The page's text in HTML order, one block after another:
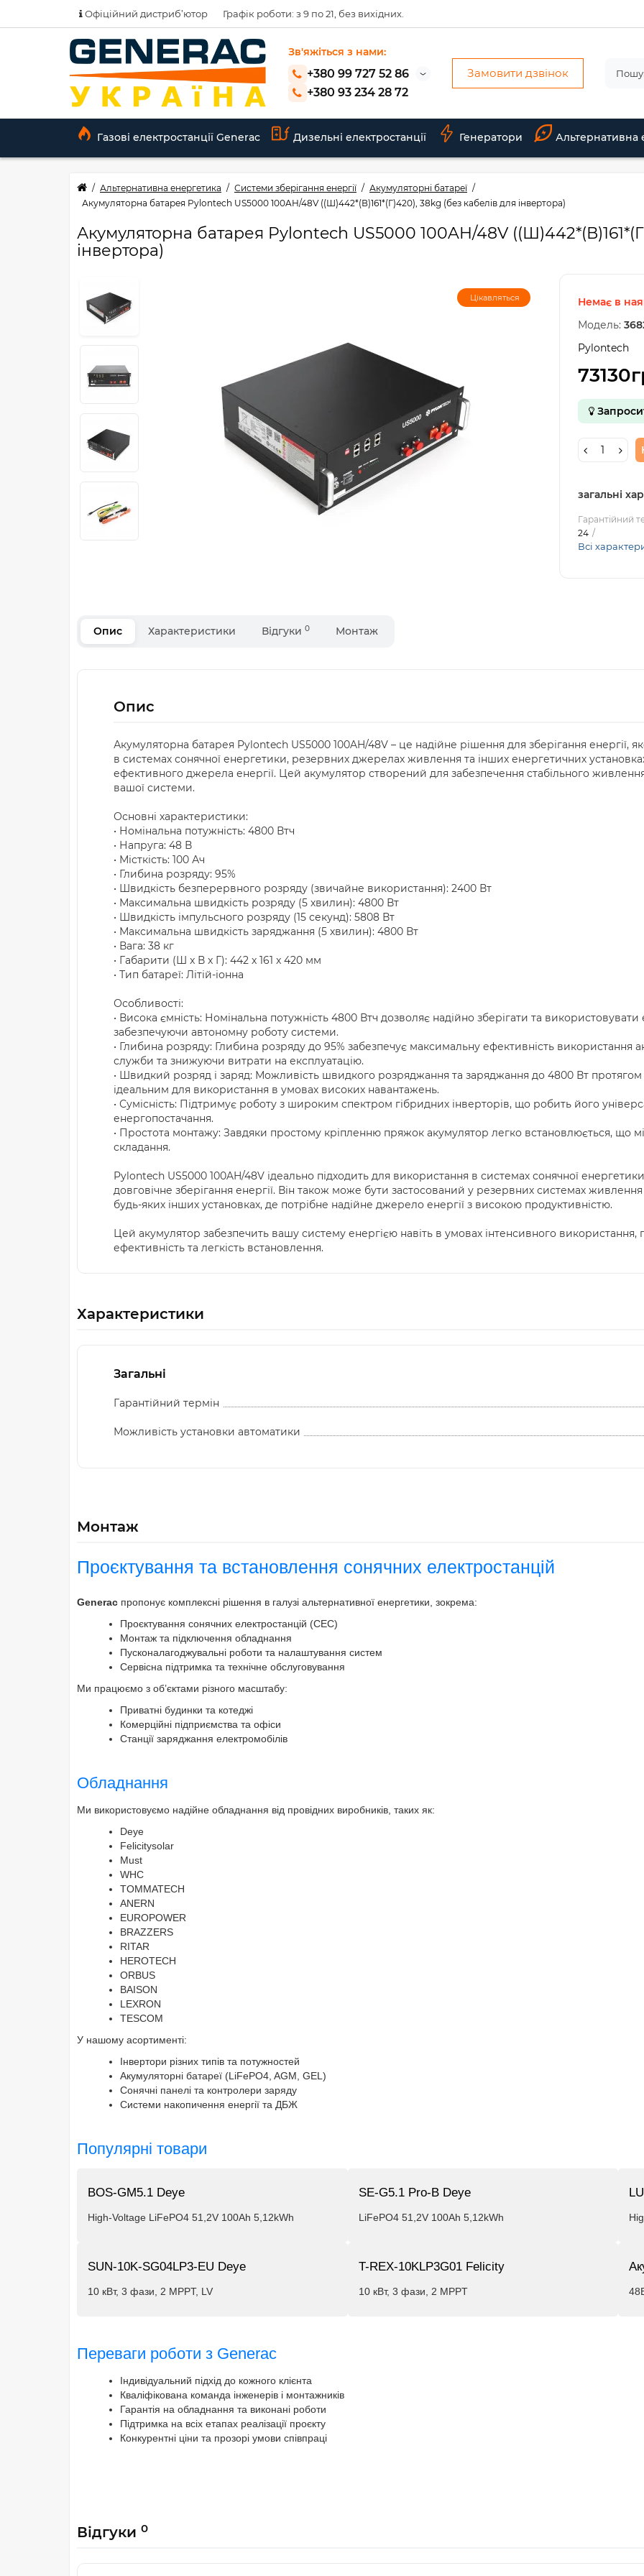
Офіційний дистриб’ютор Графік роботи: з 9 по 21, без вихідних.
Зв'яжіться з нами:
+380 99 727 52 86
+380 93 234 28 72
Замовити дзвінок
Газові електростанції Generac Дизельні електростанції Генератори Альтернативна
Альтернативна енергетика Системи зберігання енергії
Акумуляторні батареї
Акумуляторна батарея Pylontech US5000 100AH/48V ((Ш)442*(В)161*(Г)420), 38kg (без кабелiв для iнвертора)
Акумуляторна батарея Pylontech US5000 100AH/48V
iнвертора)
Цікавляться Немає в
Модель:
Pylontech
загальні
Гарантійний
24
Всі
Опис Характеристики Відгуки 0 Монтаж
Опис
Акумуляторна батарея Pylontech US5000 100AH/48V – це надійне рішення для зберігання енергії,
в системах сонячної енергетики, резервних джерелах живлення та інших енергетичних
ефективного джерела енергії. Цей акумулятор створений для забезпечення стабільного
вашої системи.
Основні характеристики:
• Номінальна потужність: 4800 Втч
• Напруга: 48 В
• Місткість: 100 Ач
• Глибина розряду: 95%
• Швидкість безперервного розряду (звичайне використання): 2400 Вт
• Максимальна швидкість розряду (5 хвилин): 4800 Вт
• Швидкість імпульсного розряду (15 секунд): 5808 Вт
• Максимальна швидкість заряджання (5 хвилин): 4800 Вт
• Вага: 38 кг
• Габарити (Ш x В x Г): 442 x 161 x 420 мм
• Тип батареї: Літій-іонна
Особливості:
• Висока ємність: Номінальна потужність 4800 Втч дозволяє надійно зберігати та
забезпечуючи автономну роботу системи.
• Глибина розряду: Глибина розряду до 95% забезпечує максимальну ефективність
служби та знижуючи витрати на експлуатацію.
• Швидкий розряд і заряд: Можливість швидкого розряджання та заряджання до 4800 Вт
ідеальним для використання в умовах високих навантажень.
• Сумісність: Підтримує роботу з широким спектром гібридних інверторів, що робить його
енергопостачання.
• Простота монтажу: Завдяки простому кріпленню пряжок акумулятор легко встановлюється, що
складання.
Pylontech US5000 100AH/48V ідеально підходить для використання в системах сонячної
довговічне зберігання енергії. Він також може бути застосований у резервних системах
будь-яких інших установках, де потрібне надійне джерело енергії з високою продуктивністю.
Цей акумулятор забезпечить вашу систему енергією навіть в умовах інтенсивного використання,
ефективність та легкість встановлення.
Характеристики
Загальні
Гарантійний термін
Можливість установки автоматики
Монтаж
Проєктування та встановлення сонячних електростанцій
Generac пропонує комплексні рішення в галузі альтернативної енергетики, зокрема:
Проєктування сонячних електростанцій (СЕС)
Монтаж та підключення обладнання
Пусконалагоджувальні роботи та налаштування систем
Сервісна підтримка та технічне обслуговування
Ми працюємо з об’єктами різного масштабу:
Приватні будинки та котеджі
Комерційні підприємства та офіси
Станції заряджання електромобілів
Обладнання
Ми використовуємо надійне обладнання від провідних виробників, таких як:
Deye
Felicitysolar
Must
WHC
TOMMATECH
ANERN
EUROPOWER
BRAZZERS
RITAR
HEROTECH
ORBUS
BAISON
LEXRON
TESCOM
У нашому асортименті:
Інвертори різних типів та потужностей
Акумуляторні батареї (LiFePO4, AGM, GEL)
Сонячні панелі та контролери заряду
Системи накопичення енергії та ДБЖ
Популярні товари
BOS-GM5.1 Deye
High-Voltage LiFePO4 51,2V 100Ah 5,12kWh
SE-G5.1 Pro-B Deye
LiFePO4 51,2V 100Ah 5,12kWh
SUN-10K-SG04LP3-EU Deye
10 кВт, 3 фази, 2 MPPT, LV
T-REX-10KLP3G01 Felicity
10 кВт, 3 фази, 2 MPPT
Переваги роботи з Generac
Індивідуальний підхід до кожного клієнта
Кваліфікована команда інженерів і монтажників
Гарантія на обладнання та виконані роботи
Підтримка на всіх етапах реалізації проєкту
Конкурентні ціни та прозорі умови співпраці
Відгуки 0